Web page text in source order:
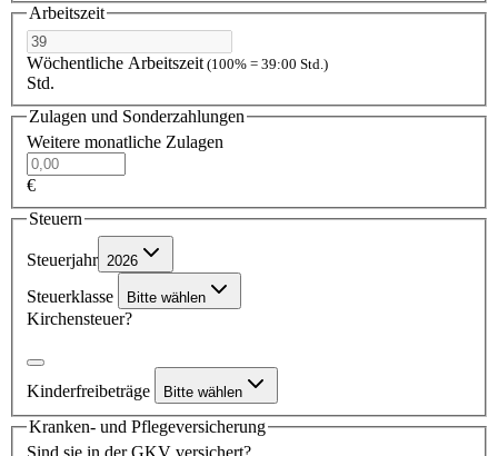
Arbeitszeit
Wöchentliche Arbeitszeit (100% = 39:00 Std.)
Std.
Zulagen und Sonderzahlungen
Weitere monatliche Zulagen
€
Steuern
Steuerjahr 2026
Steuerklasse Bitte wählen
Kirchensteuer?
Kinderfreibeträge Bitte wählen
Kranken- und Pflegeversicherung